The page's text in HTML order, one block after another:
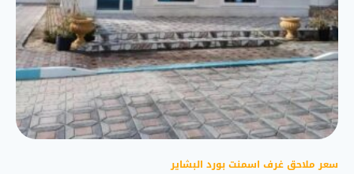
سعر ملاحق غرف اسمنت بورد البشاير